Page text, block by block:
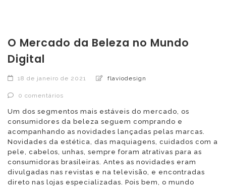
O Mercado da Beleza no Mundo
Digital
18 de janeiro de 2021 flaviodesign
0 comentários
Um dos segmentos mais estáveis do mercado, os
consumidores da beleza seguem comprando e
acompanhando as novidades lançadas pelas marcas.
Novidades da estética, das maquiagens, cuidados com a
pele, cabelos, unhas, sempre foram atrativas para as
consumidoras brasileiras. Antes as novidades eram
divulgadas nas revistas e na televisão, e encontradas
direto nas lojas especializadas. Pois bem, o mundo